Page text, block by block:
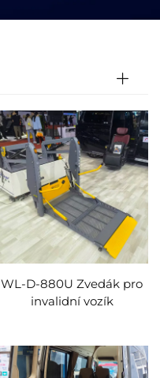
WL-D-880U Zvedák pro
invalidní vozík